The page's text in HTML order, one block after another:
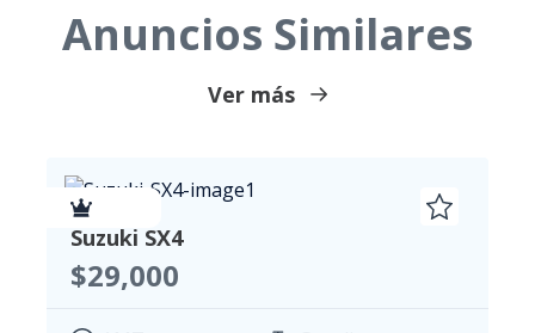
Anuncios Similares
Ver más
Suzuki SX4
$29,000